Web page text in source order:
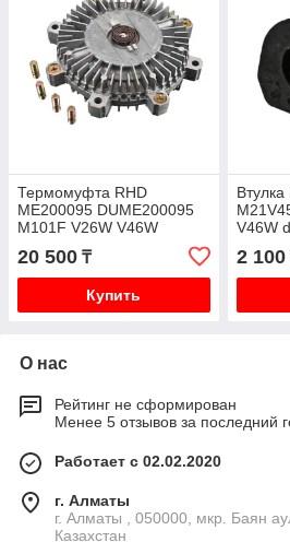
Термомуфта RHD
ME200095 DUME200095
M101F V26W V46W
20 500 ₸
Купить
V46W
2 100
О нас
Рейтинг не сформирован
Менее 5 отзывов за последний
Работает с 02.02.2020
г. Алматы
г. Алматы , 050000, мкр. Баян
Казахстан